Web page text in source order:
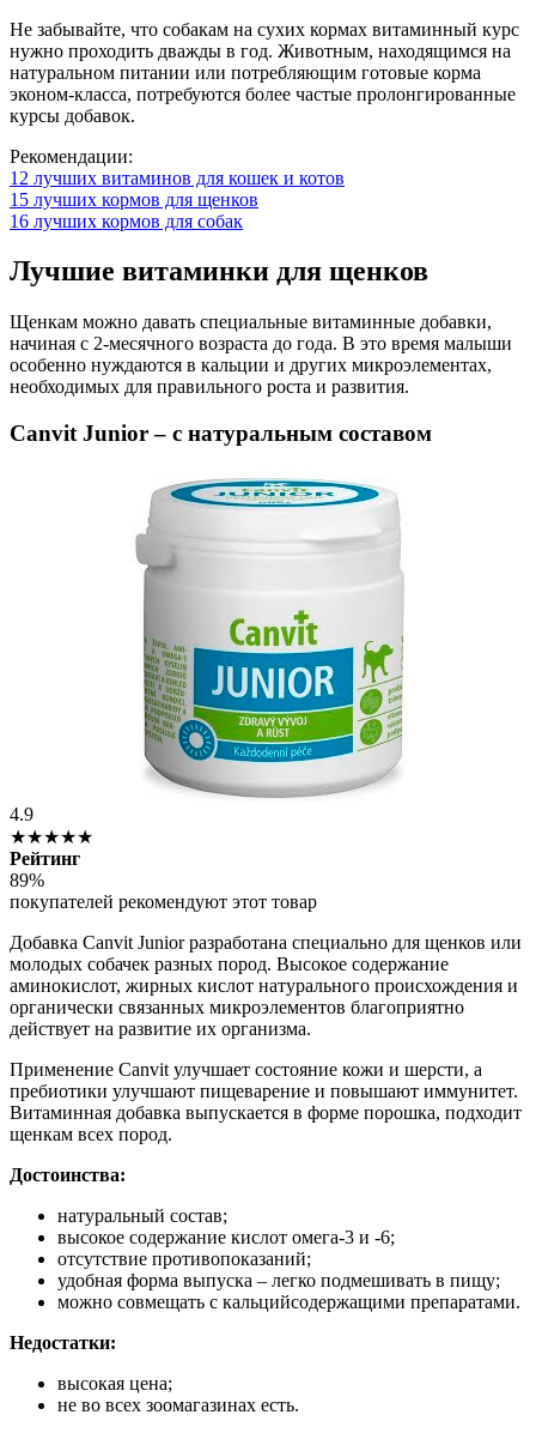
Не забывайте, что собакам на сухих кормах витаминный курс
нужно проходить дважды в год. Животным, находящимся на
натуральном питании или потребляющим готовые корма
эконом-класса, потребуются более частые пролонгированные
курсы добавок.
Рекомендации:
12 лучших витаминов для кошек и котов
15 лучших кормов для щенков
16 лучших кормов для собак
Лучшие витаминки для щенков
Щенкам можно давать специальные витаминные добавки,
начиная с 2-месячного возраста до года. В это время малыши
особенно нуждаются в кальции и других микроэлементах,
необходимых для правильного роста и развития.
Canvit Junior – с натуральным составом
4.9
★★★★★
Рейтинг
89%
покупателей рекомендуют этот товар
Добавка Canvit Junior разработана специально для щенков или
молодых собачек разных пород. Высокое содержание
аминокислот, жирных кислот натурального происхождения и
органически связанных микроэлементов благоприятно
действует на развитие их организма.
Применение Canvit улучшает состояние кожи и шерсти, а
пребиотики улучшают пищеварение и повышают иммунитет.
Витаминная добавка выпускается в форме порошка, подходит
щенкам всех пород.
Достоинства:
натуральный состав;
высокое содержание кислот омега-3 и -6;
отсутствие противопоказаний;
удобная форма выпуска – легко подмешивать в пищу;
можно совмещать с кальцийсодержащими препаратами.
Недостатки:
высокая цена;
не во всех зоомагазинах есть.